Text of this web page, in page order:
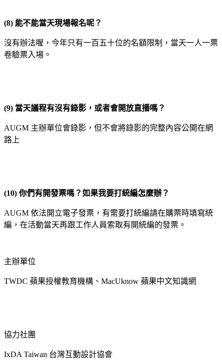
(8) 能不能當天現場報名呢？
沒有辦法喔，今年只有一百五十位的名額限制，當天一人一票
卷驗票入場。
(9) 當天議程有沒有錄影，或者會開放直播嗎？
AUGM 主辦單位會錄影，但不會將錄影的完整內容公開在網
路上
(10) 你們有開發票嗎？如果我要打統編怎麼辦？
AUGM 依法開立電子發票，有需要打統編請在購票時填寫統
編，在活動當天再跟工作人員索取有開統編的發票。
主辦單位
TWDC 蘋果授權教育機構、MacUknow 蘋果中文知識網
協力社團
IxDA Taiwan 台灣互動設計協會